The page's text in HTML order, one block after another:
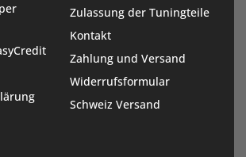
Zulassung der Tuningteile
Kontakt
Zahlung und Versand
Widerrufsformular
Schweiz Versand